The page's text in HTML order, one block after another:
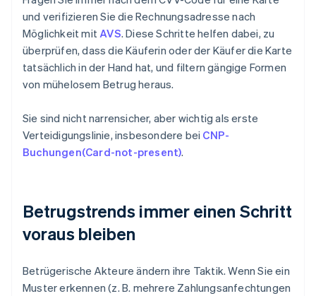
und verifizieren Sie die Rechnungsadresse nach
Möglichkeit mitAVS. Diese Schritte helfen dabei, zu
überprüfen, dass die Käuferin oder der Käufer die Karte
tatsächlich in der Hand hat, und filtern gängige Formen
von mühelosem Betrug heraus.
Sie sind nicht narrensicher, aber wichtig als erste
Verteidigungslinie, insbesondere bei CNP-
Buchungen(Card-not-present).
Betrugstrends immer einen Schritt
voraus bleiben
Betrügerische Akteure ändern ihre Taktik. Wenn Sie ein
Muster erkennen (z. B. mehrere Zahlungsanfechtungen